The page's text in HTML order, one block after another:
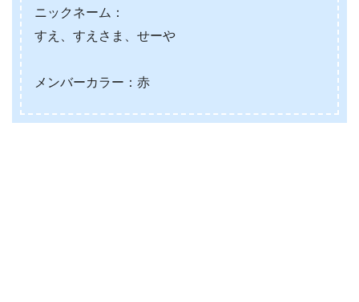
ニックネーム：
すえ、すえさま、せーや
メンバーカラー：赤